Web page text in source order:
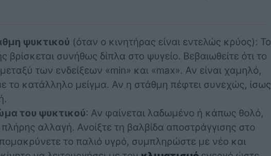
ψυκτικού (όταν ο κινητήρας είναι εντελώς κρύος): Το
βρίσκεται συνήθως δίπλα στο ψυγείο. Βεβαιωθείτε ότι το
των ενδείξεων «min» και «max». Αν είναι χαμηλό,
το κατάλληλο μείγμα. Αν η στάθμη πέφτει συνεχώς, ίσως
του ψυκτικού: Αν φαίνεται λαδωμένο ή κάπως θολό,
πλήρης αλλαγή. Ανοίξτε τη βαλβίδα αποστράγγισης στο
το παλιό υγρό, συμπληρώστε με νέο και